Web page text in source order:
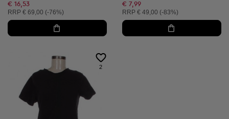
€ 16,53
Unverbindliche Preisempfehlung:
RRP € 69,00 (-76%)
€ 7,99
Unverbindliche Preisempfehlung:
RRP € 49,00 (-83%)
2